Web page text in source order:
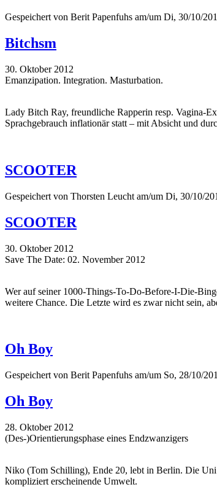
Gespeichert von Berit Papenfuhs am/um Di, 30/10/
Bitchsm
30. Oktober 2012
Emanzipation. Integration. Masturbation.
Lady Bitch Ray, freundliche Rapperin resp. Vagina-
Sprachgebrauch inflationär statt – mit Absicht und
SCOOTER
Gespeichert von Thorsten Leucht am/um Di, 30/10/
SCOOTER
30. Oktober 2012
Save The Date: 02. November 2012
Wer auf seiner 1000-Things-To-Do-Before-I-Die-
weitere Chance. Die Letzte wird es zwar nicht sein,
Oh Boy
Gespeichert von Berit Papenfuhs am/um So, 28/10/
Oh Boy
28. Oktober 2012
(Des-)Orientierungsphase eines Endzwanzigers
Niko (Tom Schilling), Ende 20, lebt in Berlin. Die Uni
kompliziert erscheinende Umwelt.